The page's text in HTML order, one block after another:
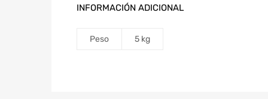
INFORMACIÓN ADICIONAL
Peso 5 kg